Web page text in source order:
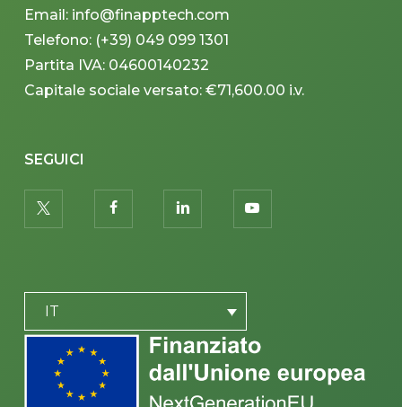
Email: info@finapptech.com
Telefono: (+39) 049 099 1301
Partita IVA: 04600140232
Capitale sociale versato: €71,600.00 i.v.
SEGUICI
twitter facebooklinkedin youtube
IT